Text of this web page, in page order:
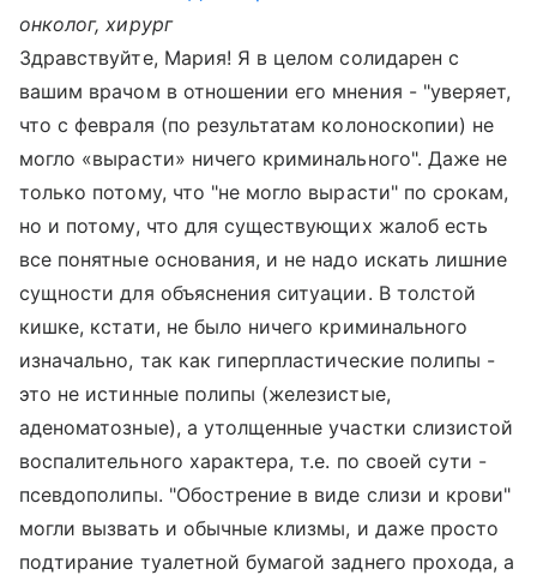
онколог, хирург
Здравствуйте, Мария! Я в целом солидарен с
вашим врачом в отношении его мнения - "уверяет,
что с февраля (по результатам колоноскопии) не
могло «вырасти» ничего криминального". Даже не
только потому, что "не могло вырасти" по срокам,
но и потому, что для существующих жалоб есть
все понятные основания, и не надо искать лишние
сущности для объяснения ситуации. В толстой
кишке, кстати, не было ничего криминального
изначально, так как гиперпластические полипы -
это не истинные полипы (железистые,
аденоматозные), а утолщенные участки слизистой
воспалительного характера, т.е. по своей сути -
псевдополипы. "Обострение в виде слизи и крови"
могли вызвать и обычные клизмы, и даже просто
подтирание туалетной бумагой заднего прохода, а